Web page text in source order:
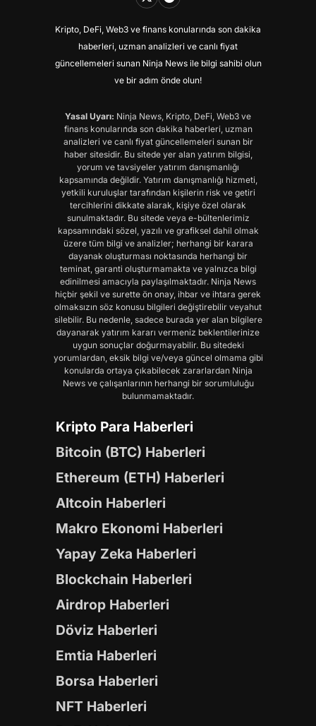
Kripto, DeFi, Web3 ve finans konularında son dakika
haberleri, uzman analizleri ve canlı fiyat
güncellemeleri sunan Ninja News ile bilgi sahibi olun
ve bir adım önde olun!
Yasal Uyarı: Ninja News, Kripto, DeFi, Web3 ve
finans konularında son dakika haberleri, uzman
analizleri ve canlı fiyat güncellemeleri sunan bir
haber sitesidir. Bu sitede yer alan yatırım bilgisi,
yorum ve tavsiyeler yatırım danışmanlığı
kapsamında değildir. Yatırım danışmanlığı hizmeti,
yetkili kuruluşlar tarafından kişilerin risk ve getiri
tercihlerini dikkate alarak, kişiye özel olarak
sunulmaktadır. Bu sitede veya e-bültenlerimiz
kapsamındaki sözel, yazılı ve grafiksel dahil olmak
üzere tüm bilgi ve analizler; herhangi bir karara
dayanak oluşturması noktasında herhangi bir
teminat, garanti oluşturmamakta ve yalnızca bilgi
edinilmesi amacıyla paylaşılmaktadır. Ninja News
hiçbir şekil ve surette ön onay, ihbar ve ihtara gerek
olmaksızın söz konusu bilgileri değiştirebilir veyahut
silebilir. Bu nedenle, sadece burada yer alan bilgilere
dayanarak yatırım kararı vermeniz beklentilerinize
uygun sonuçlar doğurmayabilir. Bu sitedeki
yorumlardan, eksik bilgi ve/veya güncel olmama gibi
konularda ortaya çıkabilecek zararlardan Ninja
News ve çalışanlarının herhangi bir sorumluluğu
bulunmamaktadır.
Kripto Para Haberleri
Bitcoin (BTC) Haberleri
Ethereum (ETH) Haberleri
Altcoin Haberleri
Makro Ekonomi Haberleri
Yapay Zeka Haberleri
Blockchain Haberleri
Airdrop Haberleri
Döviz Haberleri
Emtia Haberleri
Borsa Haberleri
NFT Haberleri